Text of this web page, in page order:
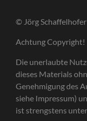
© Jörg Schaffelhofer
Achtung Copyright!
Die unerlaubte
dieses Materials
Genehmigung des
siehe Impressum)
ist strengstens